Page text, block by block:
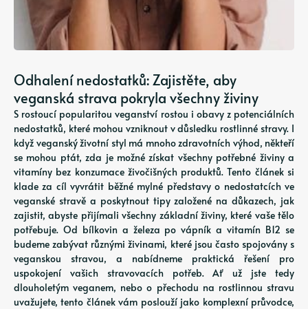
Odhalení nedostatků: Zajistěte, aby
veganská strava pokryla všechny živiny
S rostoucí popularitou veganství rostou i obavy z potenciálních
nedostatků, které mohou vzniknout v důsledku rostlinné stravy. I
když veganský životní styl má mnoho zdravotních výhod, někteří
se mohou ptát, zda je možné získat všechny potřebné živiny a
vitamíny bez konzumace živočišných produktů. Tento článek si
klade za cíl vyvrátit běžné mylné představy o nedostatcích ve
veganské stravě a poskytnout tipy založené na důkazech, jak
zajistit, abyste přijímali všechny základní živiny, které vaše tělo
potřebuje. Od bílkovin a železa po vápník a vitamín B12 se
budeme zabývat různými živinami, které jsou často spojovány s
veganskou stravou, a nabídneme praktická řešení pro
uspokojení vašich stravovacích potřeb. Ať už jste tedy
dlouholetým veganem, nebo o přechodu na rostlinnou stravu
uvažujete, tento článek vám poslouží jako komplexní průvodce,